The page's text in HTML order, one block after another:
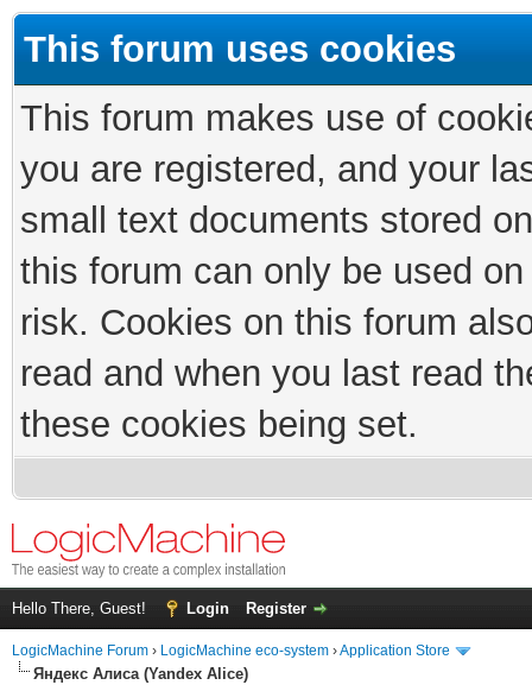
This forum uses cookies
This forum makes use of
you are registered, and your
small text documents stored
this forum can only be used
risk. Cookies on this forum
read and when you last read
these cookies being set.
Hello There, Guest! Login Register
LogicMachine Forum › LogicMachine eco-system ›Application Store
Яндекс Алиса (Yandex Alice)